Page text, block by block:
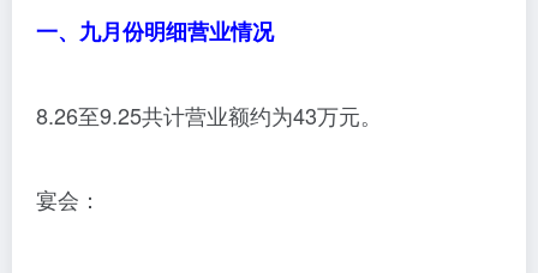
一、九月份明细营业情况
8.26至9.25共计营业额约为43万元。
宴会：